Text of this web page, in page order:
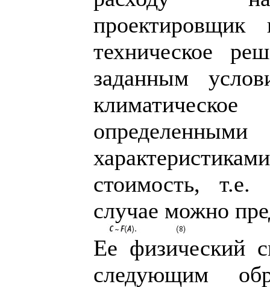
техническое
заданным
стоимость, т.е.
случае можно
Ее физический
следующим